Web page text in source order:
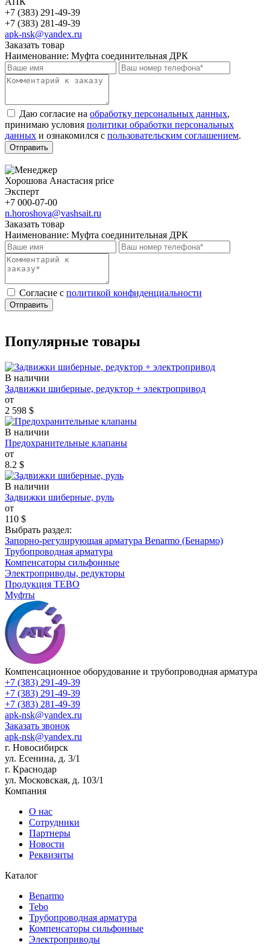
+7 (383) 291-49-39
+7 (383) 281-49-39
apk-nsk@yandex.ru
Заказать товар
Наименование: Муфта соединительная ДРК
Даю согласие на обработку персональных данных,
принимаю условия политики обработки персональных
данных и ознакомился с пользовательским соглашением.
Отправить
Хорошова Анастасия price
Эксперт
+7 000-07-00
n.horoshova@vashsait.ru
Заказать товар
Наименование: Муфта соединительная ДРК
Cогласие с политикой конфиденциальности
Отправить
Популярные товары
В наличии
Задвижки шиберные, редуктор + электропривод
от
2 598 $
В наличии
Предохранительные клапаны
от
8.2 $
В наличии
Задвижки шиберные, руль
от
110 $
Выбрать раздел:
Запорно-регулирующая арматура Benarmo (Бенармо)
Трубопроводная арматура
Компенсаторы сильфонные
Электроприводы, редукторы
Продукция TEBO
Муфты
Компенсационное оборудование и трубопроводная арматура
+7 (383) 291-49-39
+7 (383) 291-49-39
+7 (383) 281-49-39
apk-nsk@yandex.ru
Заказать звонок
apk-nsk@yandex.ru
г. Новосибирск
ул. Есенина, д. 3/1
г. Краснодар
ул. Московская, д. 103/1
Компания
О нас
Сотрудники
Партнеры
Новости
Реквизиты
Каталог
Benarmo
Tebo
Трубопроводная арматура
Компенсаторы сильфонные
Электроприводы